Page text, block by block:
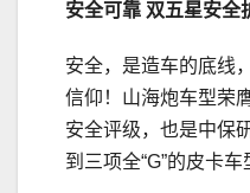
安全可靠 双五星安全
安全，是造车的底线
信仰！山海炮车型荣
安全评级，也是中保
到三项全“G”的皮卡车